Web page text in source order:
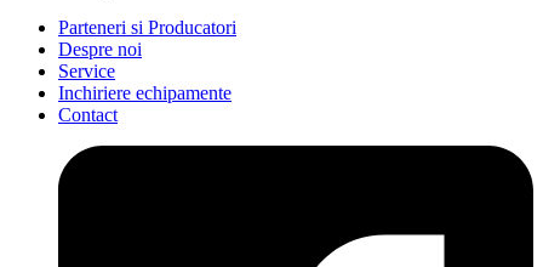
Parteneri si Producatori
Despre noi
Service
Inchiriere echipamente
Contact